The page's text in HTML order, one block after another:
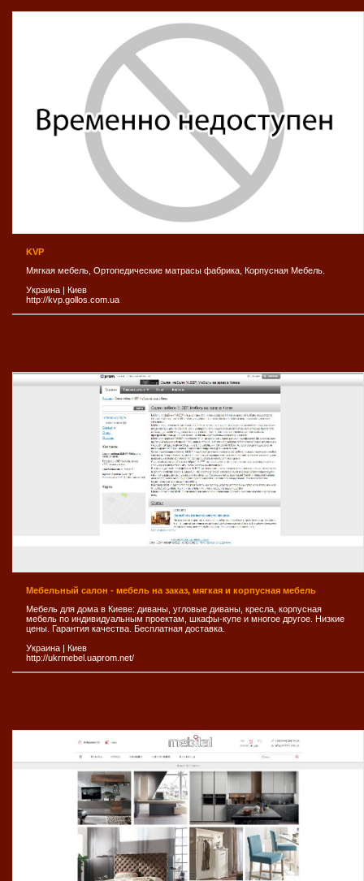
KVP
Мягкая мебель, Ортопедические матрасы фабрика, Корпусная Мебель.
Украина | Киев
http://kvp.gollos.com.ua
Мебельный салон - мебель на заказ, мягкая и корпусная мебель
Мебель для дома в Киеве: диваны, угловые диваны, кресла, корпусная
мебель по индивидуальным проектам, шкафы-купе и многое другое. Низкие
цены. Гарантия качества. Бесплатная доставка.
Украина | Киев
http://ukrmebel.uaprom.net/